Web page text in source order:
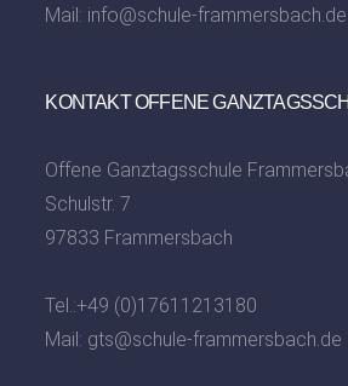
Mail: info@schule-frammersbach.de
KONTAKT OFFENE
Offene Ganztagsschule
Schulstr. 7
97833 Frammersbach
Tel.:+49 (0)17611213180
Mail: gts@schule-frammersbach.de